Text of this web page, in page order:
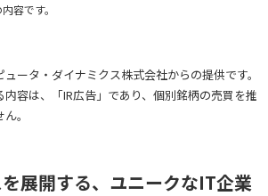
容です。
ータ・ダイナミクス株式会社からの提供です。
容は、「IR広告」であり、個別銘柄の売買を推
。
展開する、ユニークなIT企業